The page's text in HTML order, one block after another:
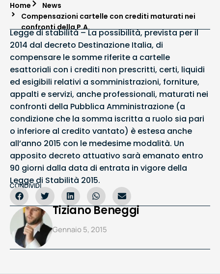
Home
News
Compensazioni cartelle con crediti maturati nei
confronti della P.A.
Legge di stabilità – La possibilità, prevista per il
2014 dal decreto Destinazione Italia, di
compensare le somme riferite a cartelle
esattoriali con i crediti non prescritti, certi, liquidi
ed esigibili relativi a somministrazioni, forniture,
appalti e servizi, anche professionali, maturati nei
confronti della Pubblica Amministrazione (a
condizione che la somma iscritta a ruolo sia pari
o inferiore al credito vantato) è estesa anche
all’anno 2015 con le medesime modalità. Un
apposito decreto attuativo sarà emanato entro
90 giorni dalla data di entrata in vigore della
Legge di Stabilità 2015.
CONDIVIDI
Tiziano Beneggi
Gennaio 5, 2015